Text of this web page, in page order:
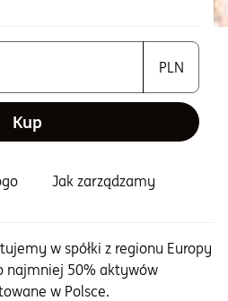
konto
od 1
Kup
Jak zarządzamy
w spółki z regionu Europy
najmniej 50% aktywów
w Polsce.